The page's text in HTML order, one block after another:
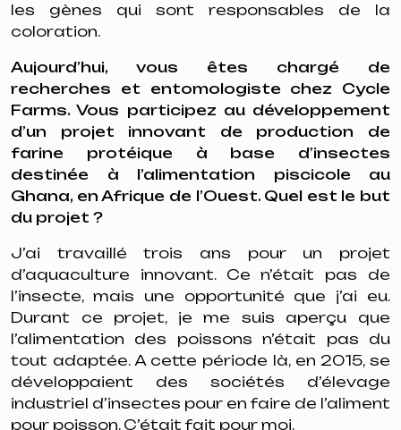
les gènes qui sont responsables de la
coloration.
Aujourd’hui, vous êtes chargé de
recherches et entomologiste chez Cycle
Farms. Vous participez au développement
d’un projet innovant de production de
farine protéique à base d’insectes
destinée à l’alimentation piscicole au
Ghana, en Afrique de l’Ouest. Quel est le but
du projet ?
J’ai travaillé trois ans pour un projet
d’aquaculture innovant. Ce n’était pas de
l’insecte, mais une opportunité que j’ai eu.
Durant ce projet, je me suis aperçu que
l’alimentation des poissons n’était pas du
tout adaptée. A cette période là, en 2015, se
développaient des sociétés d’élevage
industriel d’insectes pour en faire de l’aliment
pour poisson. C’était fait pour moi.